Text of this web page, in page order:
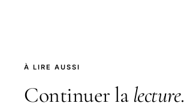
À LIRE AUSSI
Continuer la lecture.